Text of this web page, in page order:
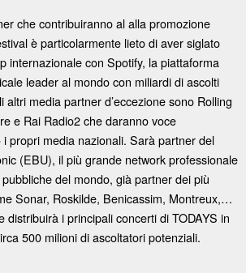
che contribuiranno al alla promozione
è particolarmente lieto di aver siglato
internazionale con Spotify, la piattaforma
leader al mondo con miliardi di ascolti
altri media partner d’eccezione sono Rolling
e Rai Radio2 che daranno voce
i propri media nazionali. Sarà partner del
(EBU), il più grande network professionale
del mondo, già partner dei più
Sonar, Roskilde, Benicassim, Montreux,…
distribuirà i principali concerti di TODAYS in
500 milioni di ascoltatori potenziali.